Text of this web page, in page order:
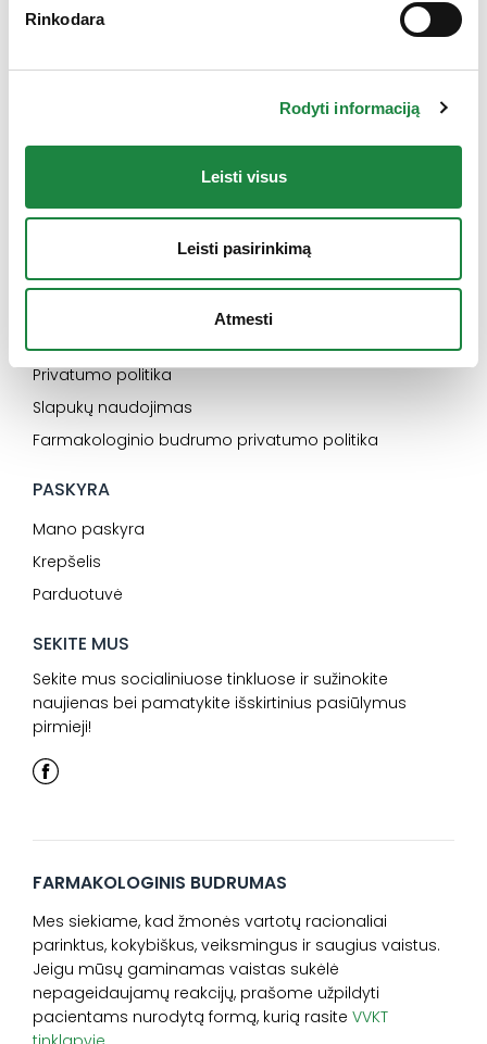
Rinkodara
Rodyti informaciją
Leisti visus
Leisti pasirinkimą
Atmesti
eshop@aconitum.lt
Karjera
Elektroninės parduotuvės pirkimo taisyklės
Privatumo politika
Slapukų naudojimas
Farmakologinio budrumo privatumo politika
PASKYRA
Mano paskyra
Krepšelis
Parduotuvė
SEKITE MUS
Sekite mus socialiniuose tinkluose ir sužinokite
naujienas bei pamatykite išskirtinius pasiūlymus
pirmieji!
FARMAKOLOGINIS BUDRUMAS
Mes siekiame, kad žmonės vartotų racionaliai
parinktus, kokybiškus, veiksmingus ir saugius vaistus.
Jeigu mūsų gaminamas vaistas sukėlė
nepageidaujamų reakcijų, prašome užpildyti
pacientams nurodytą formą, kurią rasite VVKT